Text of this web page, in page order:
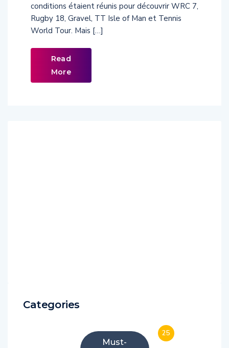
conditions étaient réunis pour découvrir WRC 7,
Rugby 18, Gravel, TT Isle of Man et Tennis
World Tour. Mais […]
Read
More
Categories
Must-
25